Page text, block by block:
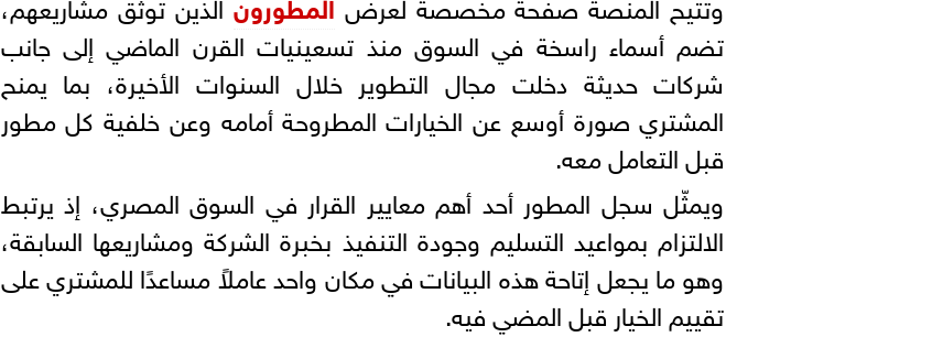
تضم أسماء راسخة في السوق منذ تسعينيات القرن الماضي إلى جانب
شركات حديثة دخلت مجال التطوير خلال السنوات الأخيرة، بما يمنح
المشتري صورة أوسع عن الخيارات المطروحة أمامه وعن خلفية كل مطور
قبل التعامل معه.
ويمثّل سجل المطور أحد أهم معايير القرار في السوق المصري، إذ يرتبط
الالتزام بمواعيد التسليم وجودة التنفيذ بخبرة الشركة ومشاريعها السابقة،
وهو ما يجعل إتاحة هذه البيانات في مكان واحد عاملاً مساعدًا للمشتري على
تقييم الخيار قبل المضي فيه.